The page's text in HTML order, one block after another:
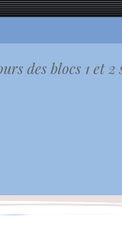
des blocs 1 et